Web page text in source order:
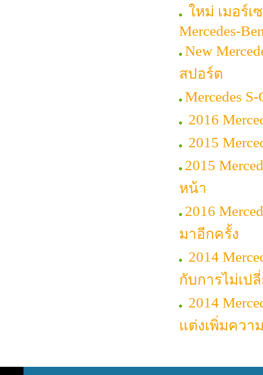
ใหม่ เมอร์เ
Mercedes-
New
สปอร์ต
Mercedes
2016
2015
2015
หน้า
2016
มาอีกครั้ง
2014
กับการไม่เป
2014
แต่งเพิ่มควา